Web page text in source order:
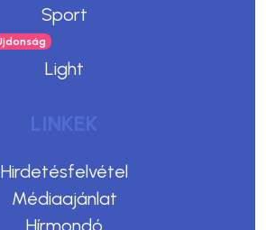
Sport
Light
LINKEK
Hirdetésfelvétel
Médiaajánlat
Hírmondó